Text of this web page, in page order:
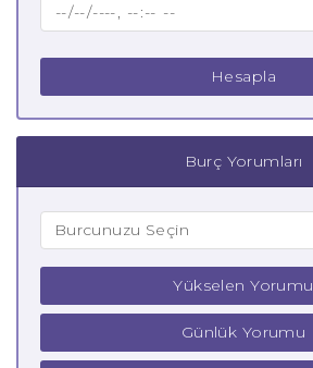
Hesapla
Burç Yorumları
Yükselen Yorumu
Günlük Yorumu